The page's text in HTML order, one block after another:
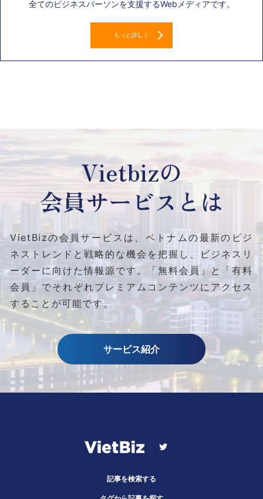
全てのビジネスパーソンを支援するWebメディアです。
もっと詳しく
Vietbizの
会員サービスとは
VietBizの会員サービスは、ベトナムの最新のビジ
ネストレンドと戦略的な機会を把握し、ビジネスリ
ーダーに向けた情報源です。
「無料会員」と「有料
会員」でそれぞれプレミアムコンテンツにアクセス
することが可能です。
サービス紹介
記事を検索する